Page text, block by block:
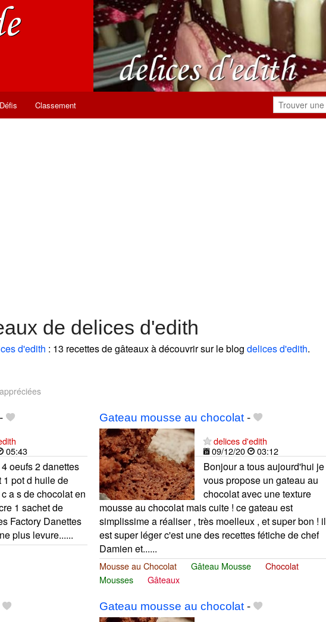
Défis Classement
de delices d'edith
d'edith : 13 recettes de gâteaux à découvrir sur le blog delices d'edith.
-
05:43
oeufs 2 danettes
1 pot d huile de
a s de chocolat en
1 sachet de
Factory Danettes
plus levure......
Gateau mousse au chocolat-
delices d'edith
09/12/20
03:12
Bonjour a tous aujourd'hui je
vous propose un gateau au
chocolat avec une texture
mousse au chocolat mais cuite ! ce gateau est
simplissime a réaliser , très moelleux , et super bon ! il
est super léger c'est une des recettes fétiche de chef
Damien et......
Mousse au Chocolat Gâteau Mousse
Chocolat
Mousses
Gâteaux
Gateau mousse au chocolat-